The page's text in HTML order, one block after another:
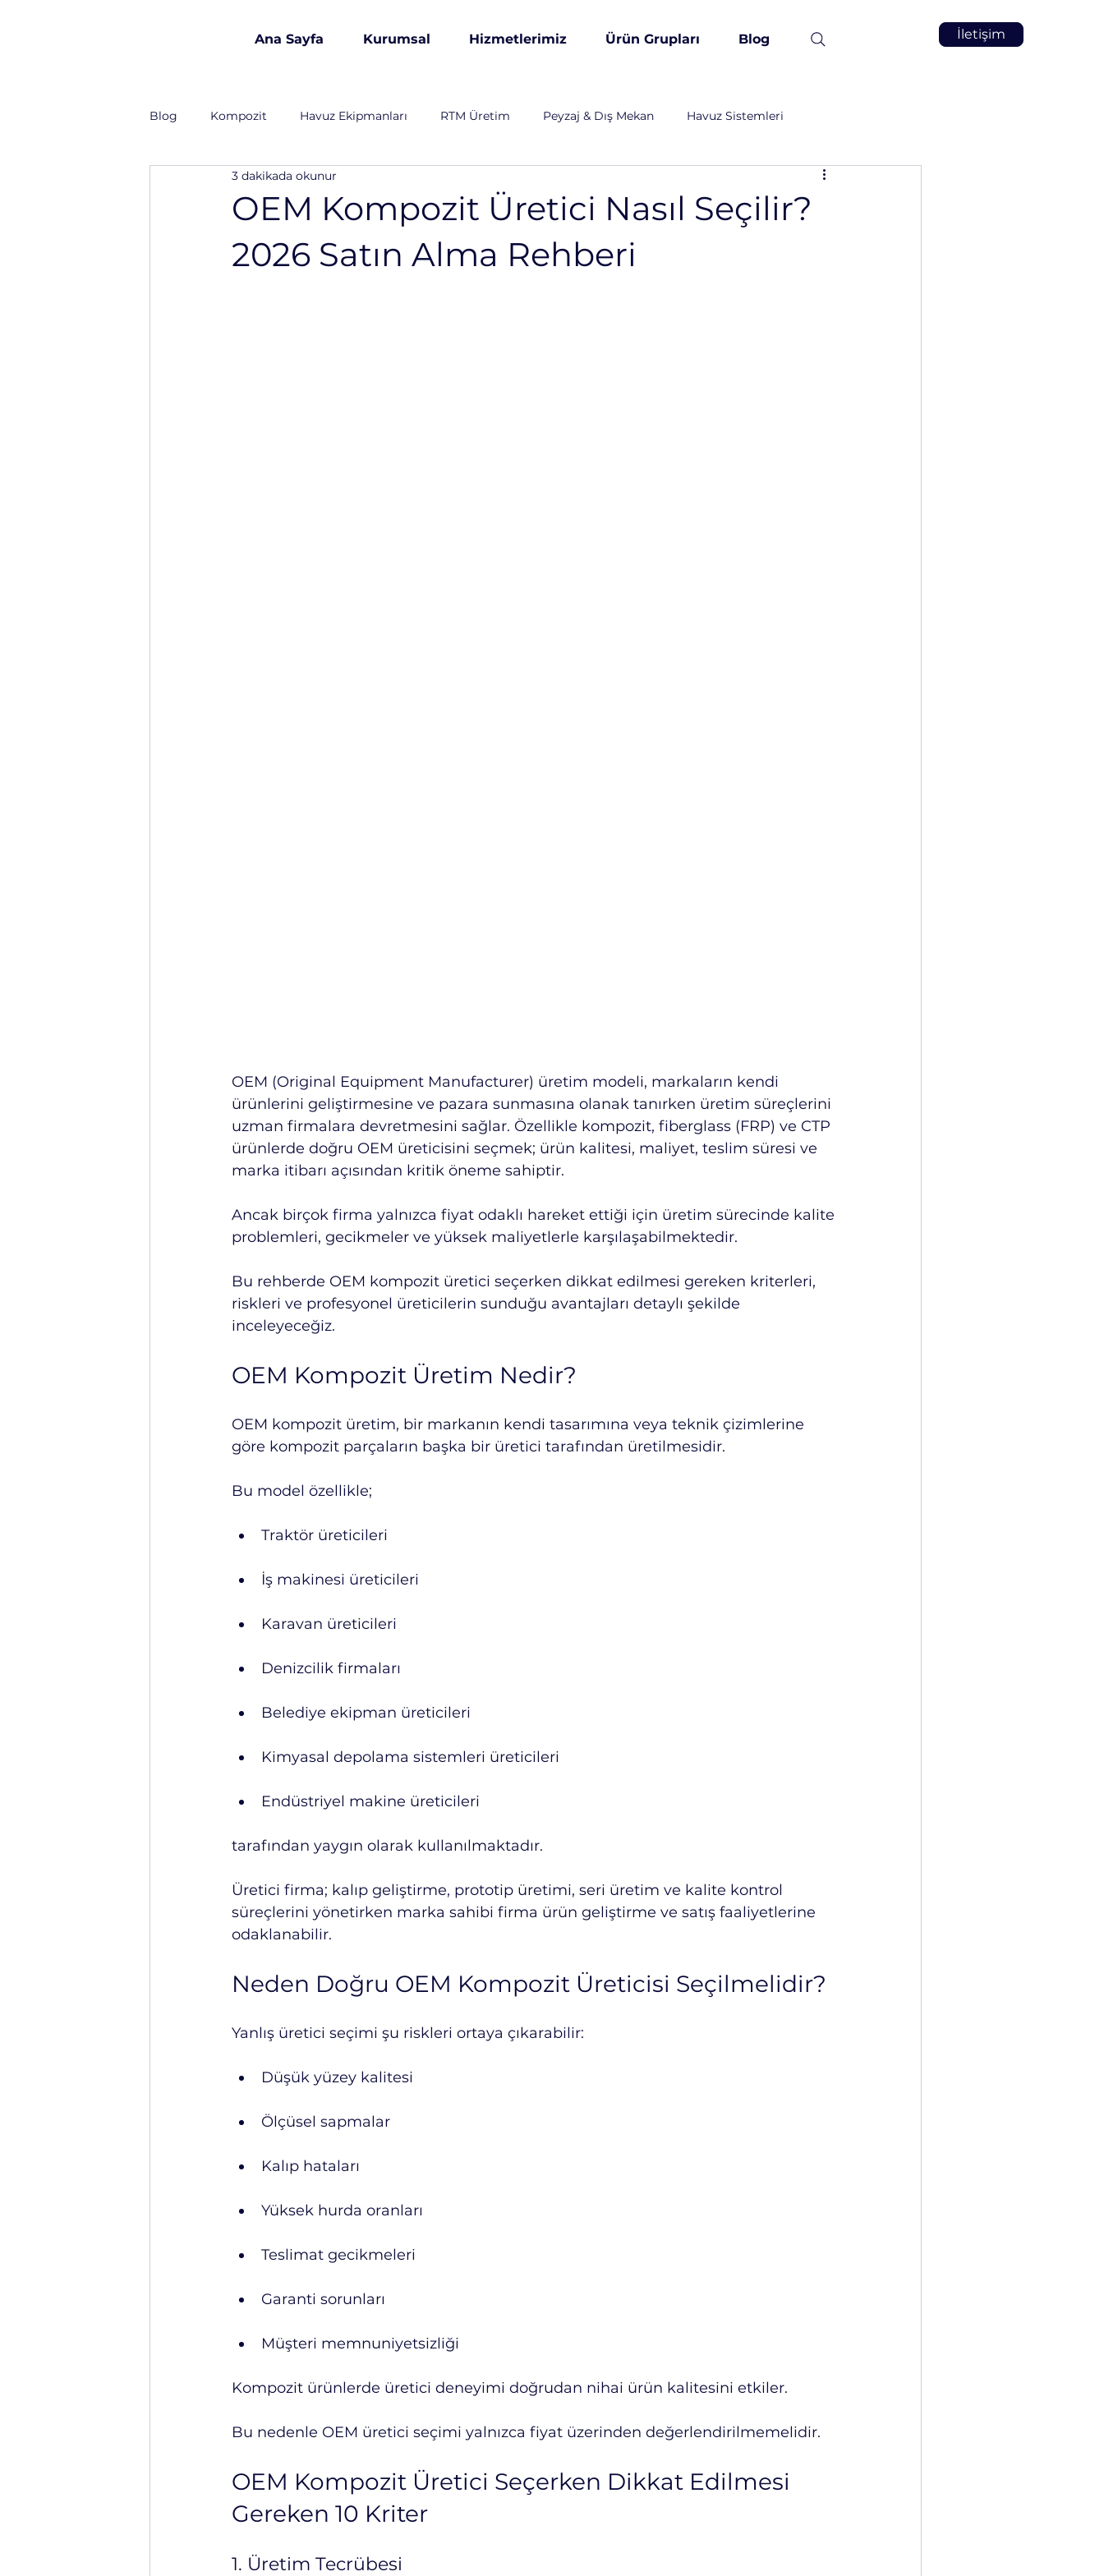
Ana Sayfa Kurumsal Hizmetlerimiz Ürün Grupları Blog İletişim
Blog Kompozit Havuz Ekipmanları RTM Üretim Peyzaj & Dış Mekan Havuz Sistemleri
Havuz Kimyasalları İnşaat & Altyapı Vakum İnfüzyon
Gıda Sanayi Tarım ve Hayvancılık Savunma Sanayi
OEM Kompozit Üretici Nasıl Seçilir?
2026 Satın Alma Rehberi
3 dakikada okunur
OEM (Original Equipment Manufacturer) üretim modeli, markaların kendi
ürünlerini geliştirmesine ve pazara sunmasına olanak tanırken üretim süreçlerini
uzman firmalara devretmesini sağlar. Özellikle kompozit, fiberglass (FRP) ve CTP
ürünlerde doğru OEM üreticisini seçmek; ürün kalitesi, maliyet, teslim süresi ve
marka itibarı açısından kritik öneme sahiptir.
Ancak birçok firma yalnızca fiyat odaklı hareket ettiği için üretim sürecinde kalite
problemleri, gecikmeler ve yüksek maliyetlerle karşılaşabilmektedir.
Bu rehberde OEM kompozit üretici seçerken dikkat edilmesi gereken kriterleri,
riskleri ve profesyonel üreticilerin sunduğu avantajları detaylı şekilde
inceleyeceğiz.
OEM Kompozit Üretim Nedir?
OEM kompozit üretim, bir markanın kendi tasarımına veya teknik çizimlerine
göre kompozit parçaların başka bir üretici tarafından üretilmesidir.
Bu model özellikle;
Traktör üreticileri
İş makinesi üreticileri
Karavan üreticileri
Denizcilik firmaları
Belediye ekipman üreticileri
Kimyasal depolama sistemleri üreticileri
Endüstriyel makine üreticileri
tarafından yaygın olarak kullanılmaktadır.
Üretici firma; kalıp geliştirme, prototip üretimi, seri üretim ve kalite kontrol
süreçlerini yönetirken marka sahibi firma ürün geliştirme ve satış faaliyetlerine
odaklanabilir.
Neden Doğru OEM Kompozit Üreticisi Seçilmelidir?
Yanlış üretici seçimi şu riskleri ortaya çıkarabilir:
Düşük yüzey kalitesi
Ölçüsel sapmalar
Kalıp hataları
Yüksek hurda oranları
Teslimat gecikmeleri
Garanti sorunları
Müşteri memnuniyetsizliği
Kompozit ürünlerde üretici deneyimi doğrudan nihai ürün kalitesini etkiler.
Bu nedenle OEM üretici seçimi yalnızca fiyat üzerinden değerlendirilmemelidir.
OEM Kompozit Üretici Seçerken Dikkat Edilmesi
Gereken 10 Kriter
1. Üretim Tecrübesi